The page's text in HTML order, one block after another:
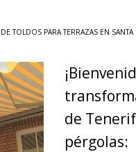
TOLDOS PARA TERRAZAS EN SANTA
de
pérgolas: